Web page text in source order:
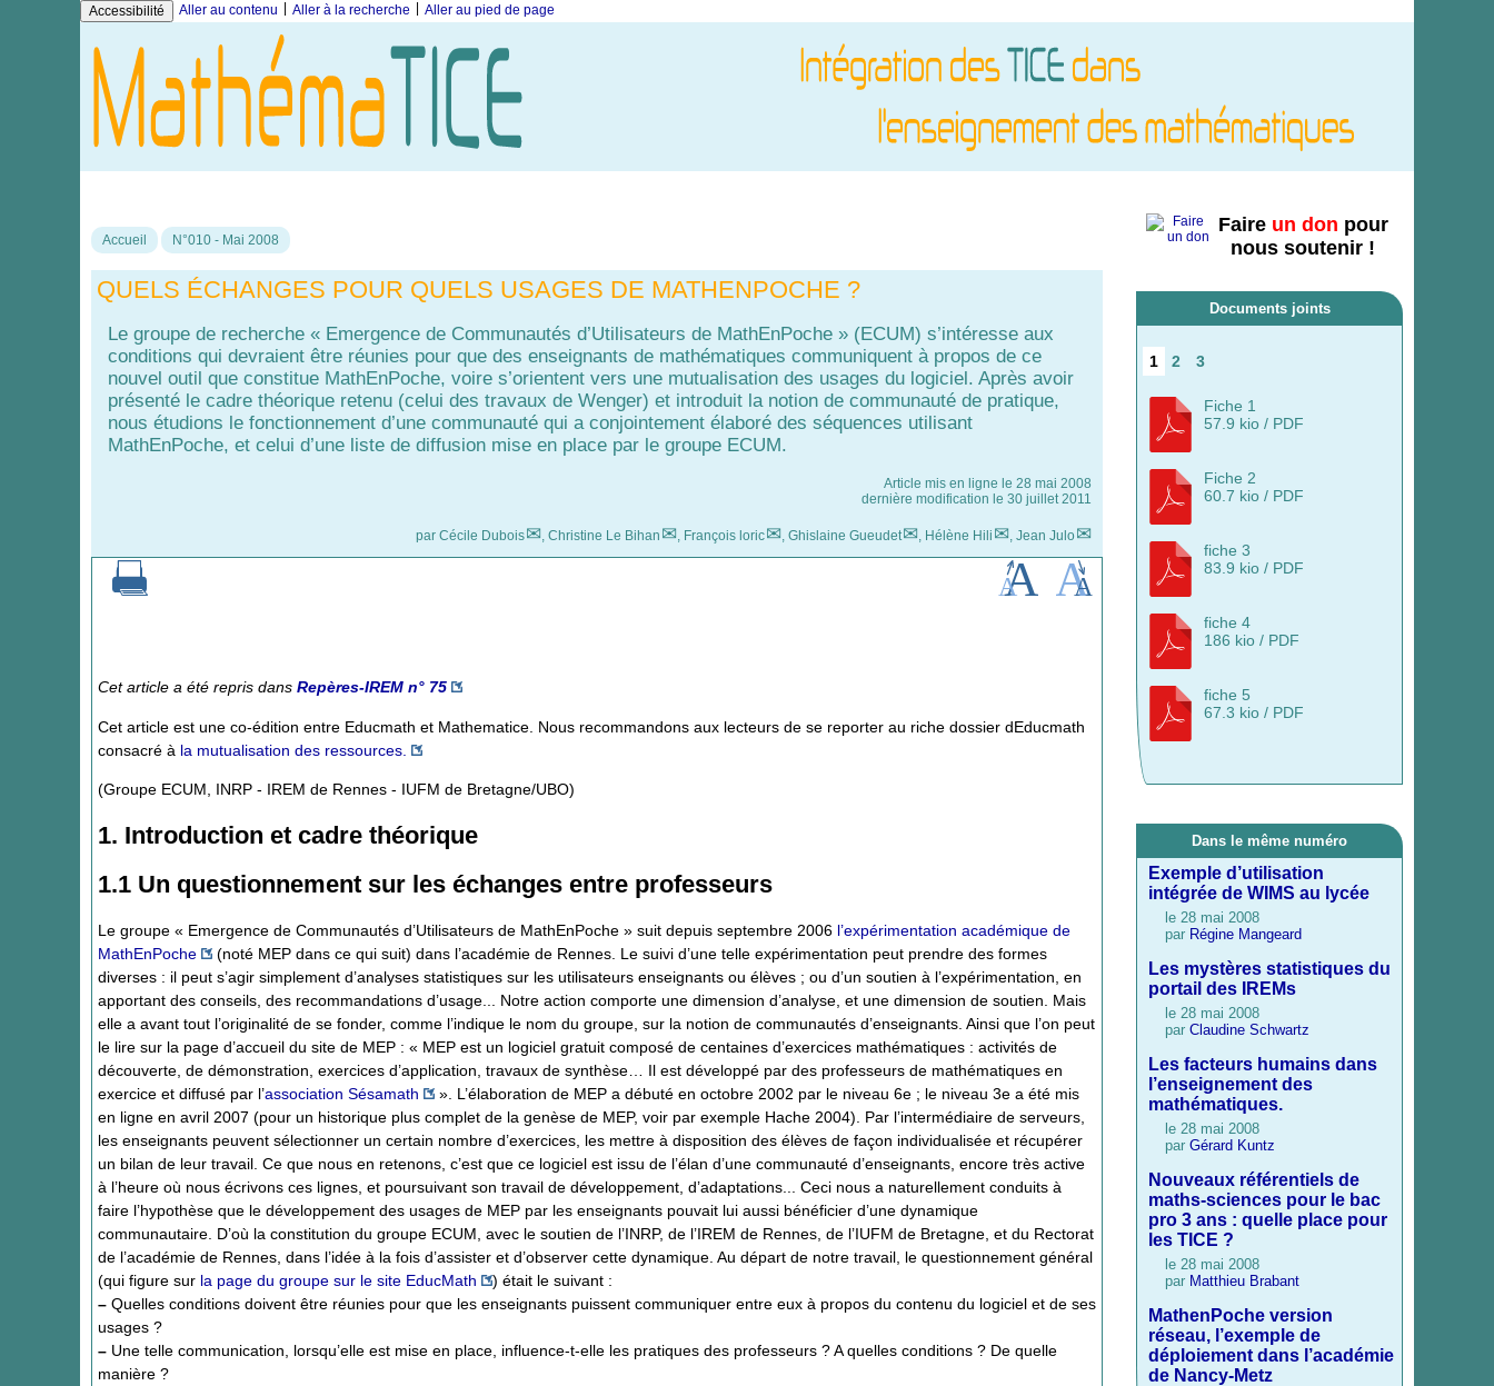
Accessibilité Aller au contenu Aller à la recherche Aller au pied de page
Accueil N°010 - Mai 2008
QUELS ÉCHANGES POUR QUELS USAGES DE MATHENPOCHE ?
Le groupe de recherche « Emergence de Communautés d’Utilisateurs de MathEnPoche » (ECUM) s’intéresse aux
conditions qui devraient être réunies pour que des enseignants de mathématiques communiquent à propos de ce
nouvel outil que constitue MathEnPoche, voire s’orientent vers une mutualisation des usages du logiciel. Après avoir
présenté le cadre théorique retenu (celui des travaux de Wenger) et introduit la notion de communauté de pratique,
nous étudions le fonctionnement d’une communauté qui a conjointement élaboré des séquences utilisant
MathEnPoche, et celui d’une liste de diffusion mise en place par le groupe ECUM.
Article mis en ligne le 28 mai 2008
dernière modification le 30 juillet 2011
par Cécile Dubois , Christine Le Bihan , François loric , Ghislaine Gueudet , Hélène Hili , Jean Julo
Cet article a été repris dans Repères-IREM n° 75
Cet article est une co-édition entre Educmath et Mathematice. Nous recommandons aux lecteurs de se reporter au riche dossier dEducmath
consacré à la mutualisation des ressources.
(Groupe ECUM, INRP - IREM de Rennes - IUFM de Bretagne/UBO)
1. Introduction et cadre théorique
1.1 Un questionnement sur les échanges entre professeurs
Le groupe « Emergence de Communautés d’Utilisateurs de MathEnPoche » suit depuis septembre 2006 l’expérimentation académique de
MathEnPoche
(noté MEP dans ce qui suit) dans l’académie de Rennes. Le suivi d’une telle expérimentation peut prendre des formes
diverses : il peut s’agir simplement d’analyses statistiques sur les utilisateurs enseignants ou élèves ; ou d’un soutien à l’expérimentation, en
apportant des conseils, des recommandations d’usage... Notre action comporte une dimension d’analyse, et une dimension de soutien. Mais
elle a avant tout l’originalité de se fonder, comme l’indique le nom du groupe, sur la notion de communautés d’enseignants. Ainsi que l’on peut
le lire sur la page d’accueil du site de MEP : « MEP est un logiciel gratuit composé de centaines d’exercices mathématiques : activités de
découverte, de démonstration, exercices d’application, travaux de synthèse… Il est développé par des professeurs de mathématiques en
exercice et diffusé par l’association Sésamath
». L’élaboration de MEP a débuté en octobre 2002 par le niveau 6e ; le niveau 3e a été mis
en ligne en avril 2007 (pour un historique plus complet de la genèse de MEP, voir par exemple Hache 2004). Par l’intermédiaire de serveurs,
les enseignants peuvent sélectionner un certain nombre d’exercices, les mettre à disposition des élèves de façon individualisée et récupérer
un bilan de leur travail. Ce que nous en retenons, c’est que ce logiciel est issu de l’élan d’une communauté d’enseignants, encore très active
à l’heure où nous écrivons ces lignes, et poursuivant son travail de développement, d’adaptations... Ceci nous a naturellement conduits à
faire l’hypothèse que le développement des usages de MEP par les enseignants pouvait lui aussi bénéficier d’une dynamique
communautaire. D’où la constitution du groupe ECUM, avec le soutien de l’INRP, de l’IREM de Rennes, de l’IUFM de Bretagne, et du Rectorat
de l’académie de Rennes, dans l’idée à la fois d’assister et d’observer cette dynamique. Au départ de notre travail, le questionnement général
(qui figure sur la page du groupe sur le site EducMath
) était le suivant :
– Quelles conditions doivent être réunies pour que les enseignants puissent communiquer entre eux à propos du contenu du logiciel et de ses
usages ?
– Une telle communication, lorsqu’elle est mise en place, influence-t-elle les pratiques des professeurs ? A quelles conditions ? De quelle
manière ?
Faire un don pour
nous soutenir !
Documents joints
1 2 3
Fiche 1
57.9 kio / PDF
Fiche 2
60.7 kio / PDF
fiche 3
83.9 kio / PDF
fiche 4
186 kio / PDF
fiche 5
67.3 kio / PDF
Dans le même numéro
Exemple d’utilisation
intégrée de WIMS au lycée
le 28 mai 2008
par Régine Mangeard
Les mystères statistiques du
portail des IREMs
le 28 mai 2008
par Claudine Schwartz
Les facteurs humains dans
l’enseignement des
mathématiques.
le 28 mai 2008
par Gérard Kuntz
Nouveaux référentiels de
maths-sciences pour le bac
pro 3 ans : quelle place pour
les TICE ?
le 28 mai 2008
par Matthieu Brabant
MathenPoche version
réseau, l’exemple de
déploiement dans l’académie
de Nancy-Metz